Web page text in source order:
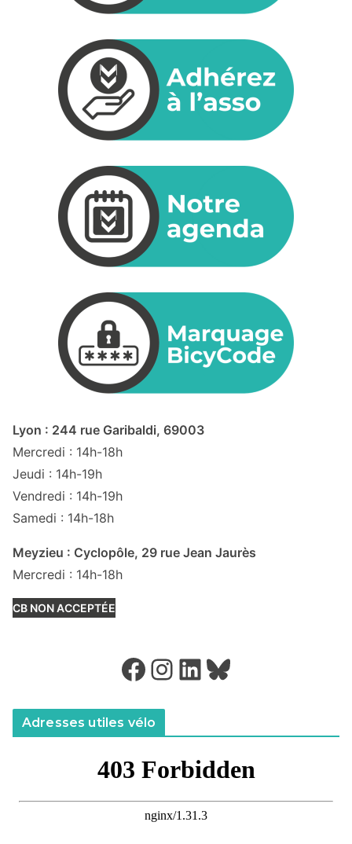
Lyon : 244 rue Garibaldi, 69003
Mercredi : 14h-18h
Jeudi : 14h-19h
Vendredi : 14h-19h
Samedi : 14h-18h
Meyzieu : Cyclopôle, 29 rue Jean Jaurès
Mercredi : 14h-18h
CB NON ACCEPTÉE
Facebook Instagram LinkedIn Bluesky
Adresses utiles vélo